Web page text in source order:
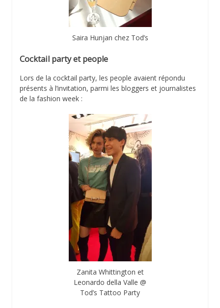
Saira Hunjan chez Tod’s
Cocktail party et people
Lors de la cocktail party, les people avaient répondu
présents à l’invitation, parmi les bloggers et journalistes
de la fashion week :
Zanita Whittington et
Leonardo della Valle @
Tod’s Tattoo Party